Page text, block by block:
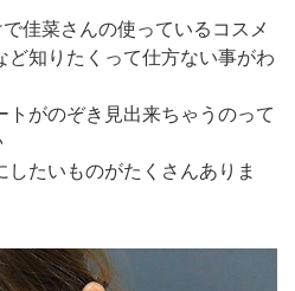
佳菜さんの使っているコスメ
知りたくって仕方ない事がわ
がのぞき見出来ちゃうのって
たいものがたくさんありま